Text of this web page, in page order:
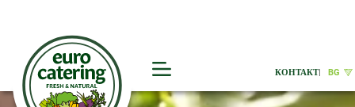
КОНТАКТ| BG